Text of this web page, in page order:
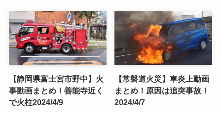
【静岡県富士宮市野中】火
事動画まとめ！善能寺近く
で火柱2024/4/9
【常磐道火災】車炎上動画
まとめ！原因は追突事故！
2024/4/7